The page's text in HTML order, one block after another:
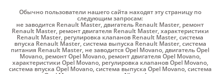
Обычно пользователи нашего сайта находят эту страницу по
следующим запросам:
не заводится Renault Master,двигатель Renault Master, ремонт
Renault Master, ремонт двигателя Renault Master,характеристики
Renault Master, регулировка клапанов Renault Master,система
впуска Renault Master,система выпуска Renault Master,система
питания Renault Master, не заводится Opel Movano,двигатель Opel
Movano, ремонт Opel Movano, ремонт двигателя Opel Movano,
характеристики Opel Movano, регулировка клапанов Opel Movano,
система впуска Opel Movano,система выпуска Opel Movano,система